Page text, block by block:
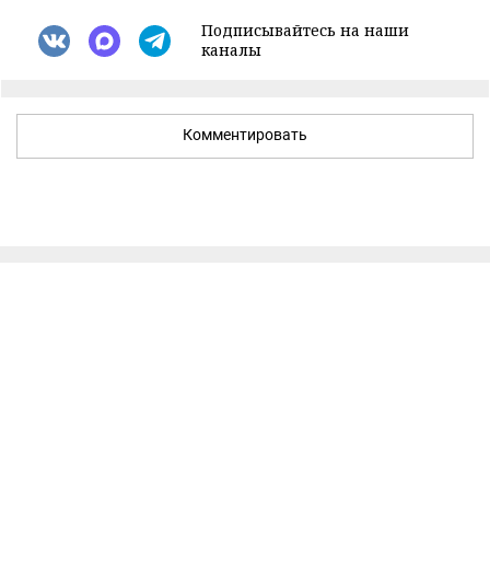
Подписывайтесь на наши
каналы
Комментировать